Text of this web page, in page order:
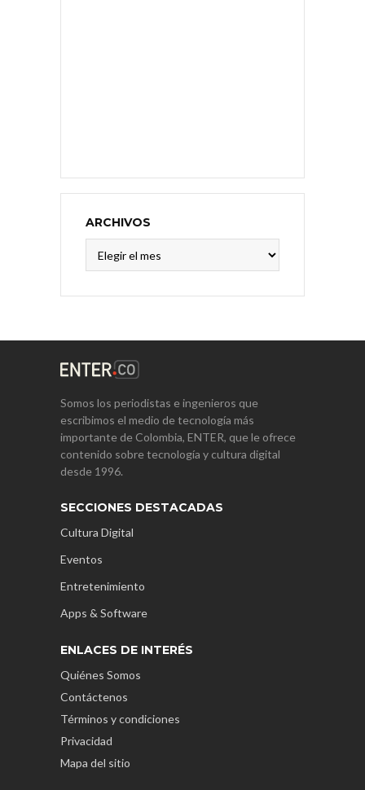
ARCHIVOS
Somos los periodistas e ingenieros que
escribimos el medio de tecnología más
importante de Colombia, ENTER, que le ofrece
contenido sobre tecnología y cultura digital
desde 1996.
SECCIONES DESTACADAS
Cultura Digital
Eventos
Entretenimiento
Apps & Software
ENLACES DE INTERÉS
Quiénes Somos
Contáctenos
Términos y condiciones
Privacidad
Mapa del sitio